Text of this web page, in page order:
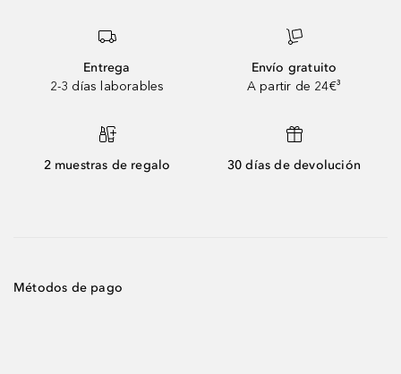
Entrega
2-3 días laborables
Envío gratuito
A partir de 24€³
2 muestras de regalo 30 días de devolución
Métodos de pago